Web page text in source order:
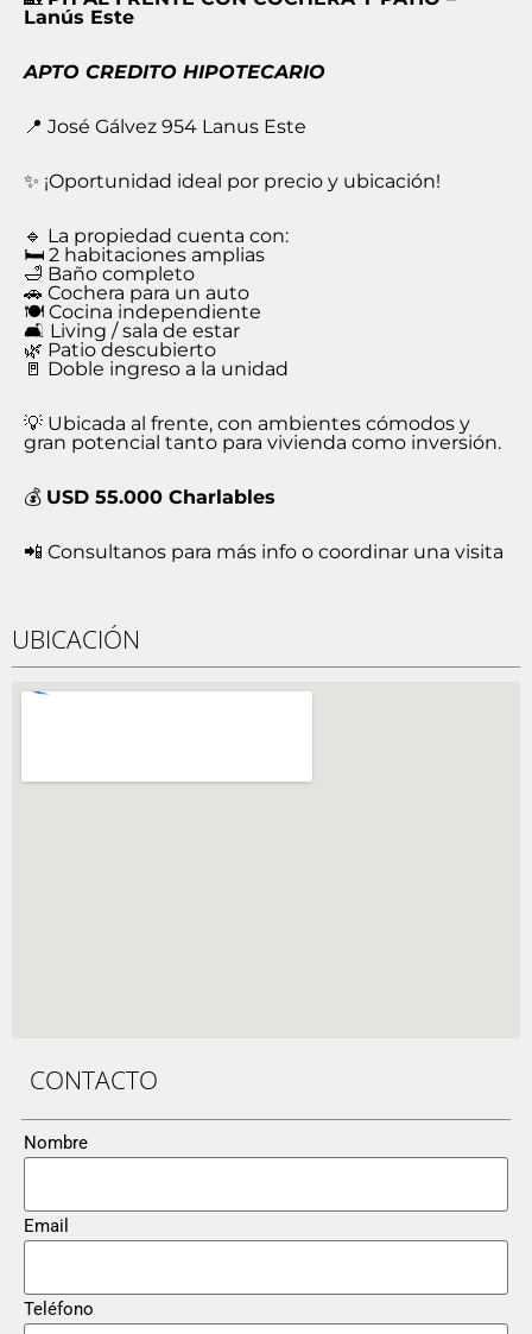
Lanús Este
APTO CREDITO HIPOTECARIO
📍 José Gálvez 954 Lanus Este
✨ ¡Oportunidad ideal por precio y ubicación!
🔹 La propiedad cuenta con:
🛏️ 2 habitaciones amplias
🛁 Baño completo
🚗 Cochera para un auto
🍽️ Cocina independiente
🛋️ Living / sala de estar
🌿 Patio descubierto
🚪 Doble ingreso a la unidad
💡 Ubicada al frente, con ambientes cómodos y
gran potencial tanto para vivienda como inversión.
💰 USD 55.000 Charlables
📲 Consultanos para más info o coordinar una visita
UBICACIÓN
CONTACTO
Nombre
Email
Teléfono